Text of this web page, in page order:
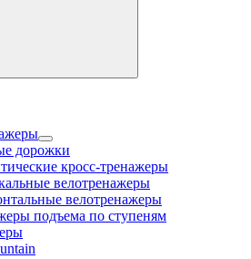
дорожки
кросс-тренажеры
велотренажеры
велотренажеры
подъема по ступеням